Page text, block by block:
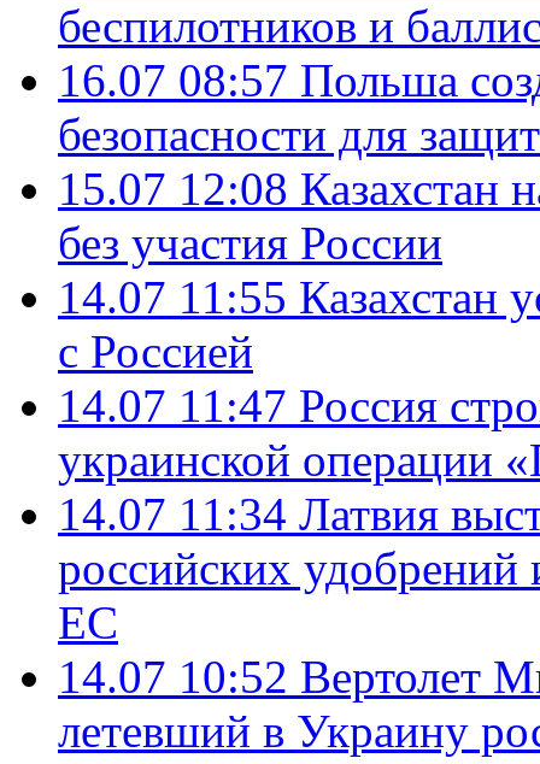
беспилотников и
16.07 08:57 Польша
безопасности для
15.07 12:08 Казахстан
без участия России
14.07 11:55 Казахстан
с Россией
14.07 11:47 Россия
украинской операции
14.07 11:34 Латвия
российских
ЕС
14.07 10:52 Вертолет
летевший в Украину